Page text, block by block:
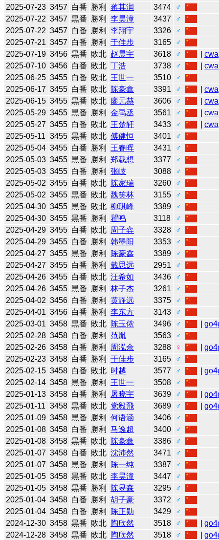
2025-07-23 3457 白番 勝利 蒋其润 3474
♂
2025-07-22 3457 黒番 勝利 李昊潼 3437
♂
2025-07-22 3457 白番 勝利 李翔宇 3326
♂
2025-07-21 3457 白番 勝利 于佳步 3165
♂
2025-07-19 3456 黒番 敗北 赵晨宇 3618 ♂ |cwa
2025-07-10 3456 白番 敗北 丁浩 3738 ♂ |cwa
2025-06-25 3455 白番 敗北 王世一 3510
♂
2025-06-17 3455 白番 敗北 陈豪鑫 3391 ♂ |cwa
2025-06-15 3455 黒番 敗北 廖元赫 3606 ♂ |cwa
2025-05-29 3455 黒番 勝利 金禹丞 3561 ♂ |cwa
2025-05-27 3455 白番 敗北 王楚轩 3433 ♂ |cwa
2025-05-11 3455 黒番 敗北 傅健恒 3401
♂
2025-05-04 3455 白番 勝利 王春晖 3431
♂
2025-05-03 3455 黒番 勝利 郑载想 3377
♂
2025-05-03 3455 白番 勝利 张岐 3088
♂
2025-05-02 3455 白番 敗北 陈家瑞 3260
♂
2025-05-02 3455 黒番 敗北 魏笑林 3155
♂
2025-04-30 3455 黒番 敗北 柳琪峰 3389
♂
2025-04-30 3455 黒番 勝利 瞿鸣 3118
♂
2025-04-29 3455 白番 敗北 周子弈 3328
♂
2025-04-29 3455 白番 勝利 韩墨阳 3353
♂
2025-04-27 3455 黒番 勝利 陈豪鑫 3389
♂
2025-04-27 3455 白番 勝利 戴思远 2951
♂
2025-04-26 3455 白番 敗北 汪希如 3436
♂
2025-04-26 3455 黒番 勝利 林子杰 3261
♂
2025-04-02 3456 白番 勝利 黄静远 3375
♂
2025-04-01 3456 白番 勝利 李东方 3143
♂
2025-03-01 3458 黒番 敗北 陈玉侬 3496 ♂ |
2025-02-28 3458 白番 勝利 范胤 3563
♂
2025-02-26 3458 白番 勝利 周泓余 3288 ♀ |
2025-02-23 3458 白番 勝利 于佳步 3165
♂
2025-02-15 3458 白番 敗北 时越 3577 ♂ |
2025-02-14 3458 黒番 勝利 王世一 3508
♂
2025-01-13 3458 白番 勝利 屠晓宇 3639 ♂ |
2025-01-11 3458 黒番 敗北 党毅飛 3689 ♂ |
2025-01-09 3458 黒番 勝利 何语涵 3406
♂
2025-01-08 3458 白番 勝利 马逸超 3400
♂
2025-01-08 3458 黒番 敗北 陈豪鑫 3386
♂
2025-01-07 3458 白番 敗北 沈沛然 3471
♂
2025-01-07 3458 黒番 勝利 陈一纯 3387
♂
2025-01-05 3458 黒番 敗北 李昊潼 3447
♂
2025-01-05 3458 黒番 勝利 陈昱森 3295
♂
2025-01-04 3458 白番 勝利 胡子豪 3372
♂
2025-01-04 3458 白番 勝利 陈正勋 3429
♂
2024-12-30 3458 黒番 敗北 陶欣然 3518 ♂ |
2024-12-28 3458 黒番 敗北 陶欣然 3518 ♂ |